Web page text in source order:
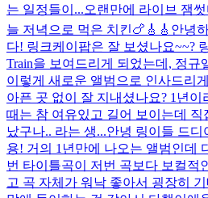
는 일정들이...오랜만에 라이브 잼
늘 저녁으로 먹은 치킨🍗 🎸🎸 안녕
다! 링크케이팝은 잘 보셨나요~~?
Train을 보여드리게 되었는데, 정규
이렇게 새로운 앨범으로 인사드리
아픈 곳 없이 잘 지내셨나요? 1년
때는 참 여유있고 길어 보이는데 직
났구나.. 라는 생...안녕 링이들 드디
용! 거의 1년만에 나오는 앨범인데
번 타이틀곡이 저번 곡보다 보컬적
고 곡 자체가 워낙 좋아서 굉장히